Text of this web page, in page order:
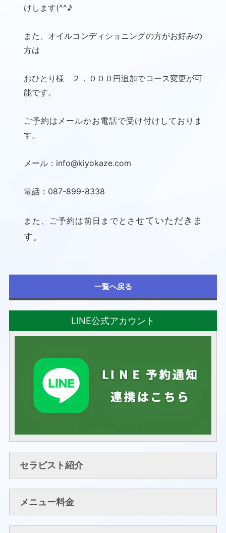
けします(^^♪
また、オイルコンディショニングの方がお好みの
方は
おひとり様 ２，０００円追加でコース変更が可
能です。
ご予約はメールかお電話で受け付けしておりま
す。
メール：info@kiyokaze.com
電話：087-899-8338
また、ご予約は前日までとさ せていただきま
す。
一覧へ戻る
LINE公式アカウント
セラピスト紹介
メニュー料金